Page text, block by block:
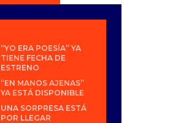
“YO ERA POESÍA” YA
TIENE FECHA DE
ESTRENO
“EN MANOS AJENAS”
YA ESTÁ DISPONIBLE
UNA SORPRESA ESTÁ
POR LLEGAR